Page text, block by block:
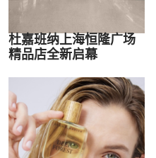
杜嘉班纳上海恒隆广场
精品店全新启幕